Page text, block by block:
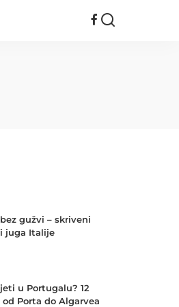
gužvi – skriveni
juga Italije
u Portugalu? 12
Porta do Algarvea